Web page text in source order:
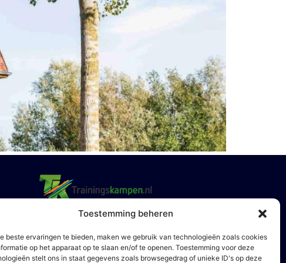
Toestemming beheren
beste ervaringen te bieden, maken we gebruik van technologieën zoals cookies
op het apparaat op te slaan en/of te openen. Toestemming voor deze
stelt ons in staat gegevens zoals browsegedrag of unieke ID's op deze